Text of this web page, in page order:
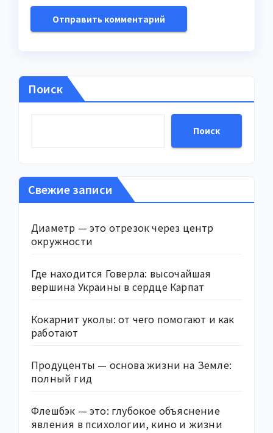
Поиск
Поиск
Свежие записи
Диаметр — это отрезок через центр
окружности
Где находится Говерла: высочайшая
вершина Украины в сердце Карпат
Кокарнит уколы: от чего помогают и как
работают
Продуценты — основа жизни на Земле:
полный гид
Флешбэк — это: глубокое объяснение
явления в психологии, кино и жизни